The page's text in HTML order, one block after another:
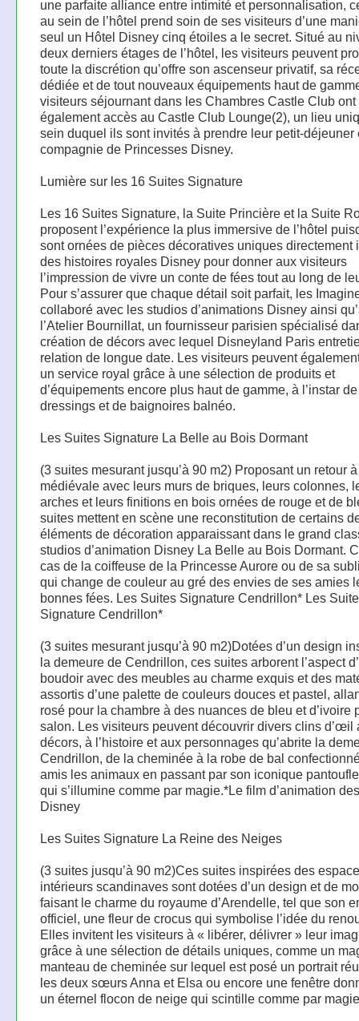
une parfaite alliance entre intimité et personnalisation,
au sein de l’hôtel prend soin de ses visiteurs d’une
seul un Hôtel Disney cinq étoiles a le secret. Situé au
deux derniers étages de l’hôtel, les visiteurs peuvent
toute la discrétion qu’offre son ascenseur privatif, sa
dédiée et de tout nouveaux équipements haut de
visiteurs séjournant dans les Chambres Castle Club ont
également accès au Castle Club Lounge(2), un lieu
sein duquel ils sont invités à prendre leur petit-déjeuner
compagnie de Princesses Disney.
Lumière sur les 16 Suites Signature
Les 16 Suites Signature, la Suite Princière et la Suite
proposent l’expérience la plus immersive de l’hôtel
sont ornées de pièces décoratives uniques directement
des histoires royales Disney pour donner aux visiteurs
l’impression de vivre un conte de fées tout au long de
Pour s’assurer que chaque détail soit parfait, les
collaboré avec les studios d’animations Disney ainsi
l’Atelier Bournillat, un fournisseur parisien spécialisé
création de décors avec lequel Disneyland Paris
relation de longue date. Les visiteurs peuvent
un service royal grâce à une sélection de produits et
d’équipements encore plus haut de gamme, à l’instar de
dressings et de baignoires balnéo.
Les Suites Signature La Belle au Bois Dormant
(3 suites mesurant jusqu’à 90 m2) Proposant un retour
médiévale avec leurs murs de briques, leurs colonnes,
arches et leurs finitions en bois ornées de rouge et de
suites mettent en scène une reconstitution de certains
éléments de décoration apparaissant dans le grand
studios d’animation Disney La Belle au Bois Dormant.
cas de la coiffeuse de la Princesse Aurore ou de sa
qui change de couleur au gré des envies de ses amies
bonnes fées. Les Suites Signature Cendrillon* Les
Signature Cendrillon*
(3 suites mesurant jusqu’à 90 m2)Dotées d’un design
la demeure de Cendrillon, ces suites arborent l’aspect
boudoir avec des meubles au charme exquis et des
assortis d’une palette de couleurs douces et pastel,
rosé pour la chambre à des nuances de bleu et d’ivoire
salon. Les visiteurs peuvent découvrir divers clins d’œil
décors, à l’histoire et aux personnages qu’abrite la
Cendrillon, de la cheminée à la robe de bal
amis les animaux en passant par son iconique
qui s’illumine comme par magie.*Le film d’animation
Disney
Les Suites Signature La Reine des Neiges
(3 suites jusqu’à 90 m2)Ces suites inspirées des
intérieurs scandinaves sont dotées d’un design et de
faisant le charme du royaume d’Arendelle, tel que son
officiel, une fleur de crocus qui symbolise l’idée du
Elles invitent les visiteurs à « libérer, délivrer » leur
grâce à une sélection de détails uniques, comme un
manteau de cheminée sur lequel est posé un portrait
les deux sœurs Anna et Elsa ou encore une fenêtre
un éternel flocon de neige qui scintille comme par